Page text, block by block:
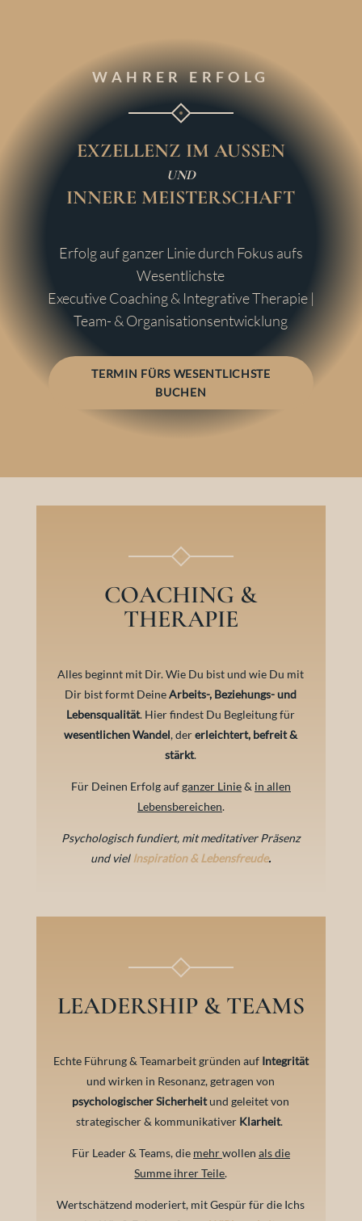
WAHRER ERFOLG
EXZELLENZ IM AUSSEN
UND
INNERE MEISTERSCHAFT
Erfolg auf ganzer Linie durch Fokus aufs
Wesentlichste
Executive Coaching & Integrative Therapie |
Team- & Organisationsentwicklung
TERMIN FÜRS WESENTLICHSTE
BUCHEN
COACHING &
THERAPIE
Alles beginnt mit Dir. Wie Du bist und wie Du mit
Dir bist formt DeineArbeits-, Beziehungs- und
Lebensqualität. Hier findest Du Begleitung für
wesentlichen Wandel, dererleichtert, befreit &
stärkt.
Für Deinen Erfolg aufganzer Linie& in allen
Lebensbereichen.
Psychologisch fundiert, mit meditativer Präsenz
und viel Inspiration & Lebensfreude.
LEADERSHIP & TEAMS
Echte Führung & Teamarbeit gründen auf Integrität
und wirken in Resonanz, getragen von
psychologischer Sicherheitund geleitet von
strategischer & kommunikativer Klarheit.
Für Leader & Teams, die mehrwollen als die
Summe ihrer Teile.
Wertschätzend moderiert, mit Gespür für die Ichs